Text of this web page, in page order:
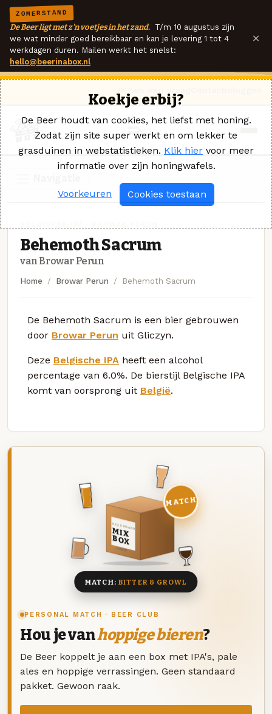
ZOMERSTAND
De Beer ligt met z'n voetjes in het zand. T/m 10 augustus zijn
we wat minder goed bereikbaar en kan je levering 1 tot 4
werkdagen duren. Mailen werkt het snelst:
hello@beerinabox.nl
×
Behemoth Sacrum
van Browar Perun
Home Browar Perun Behemoth Sacrum
De Behemoth Sacrum is een bier gebrouwen
door Browar Perun uit Gliczyn.
Deze Belgische IPA heeft een alcohol
percentage van 6.0%. De bierstijl Belgische IPA
komt van oorsprong uit België.
PERSONAL MATCH · BEER CLUB
Hou je vanhoppige bieren?
De Beer koppelt je aan een box met IPA's, pale
ales en hoppige verrassingen. Geen standaard
pakket. Gewoon raak.
DEZE MAAND
MIX
BOX
8 BIEREN
MATCH
MATCH: BITTER & GROWL
Koekje erbij?
De Beer houdt van cookies, het liefst met honing.
Zodat zijn site super werkt en om lekker te
grasduinen in webstatistieken. Klik hier voor meer
informatie over zijn honingwafels.
Voorkeuren Cookies toestaan